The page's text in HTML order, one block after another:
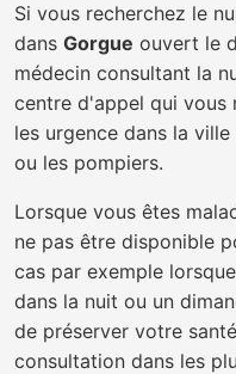
Si vous recherchez le
dans Gorgue ouvert le
médecin consultant la
centre d'appel qui vous
les urgence dans la ville
ou les pompiers.
Lorsque vous êtes
ne pas être disponible
cas par exemple
dans la nuit ou un
de préserver votre
consultation dans les